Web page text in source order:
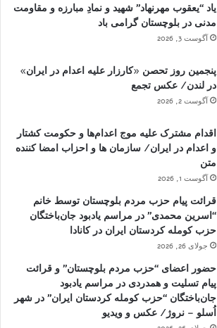
یاد “یعقوب مهرنهاد” شهید و نمادِ مبارزه و مقاومت
مدنی در بلوچستان گرامی باد
آگوست 3, 2026
پنجمین روز تحصن «کارزار علیه اعدام در ایران»
در لندن/ عکس تجمع
آگوست 2, 2026
اقدام مشترک علیه موج اعدام‌ها و حکومت کشتار
و اعدام در ایران/ سازمان ها و احزاب امضا کننده
متن
آگوست 1, 2026
قرائت پیام حزب مردم بلوچستان توسط خانم
“اسرین محمدی” در مراسم یادبود جان‌باختگان
حزب کومله کردستان ایران در کانادا
جولای 26, 2026
حضور اعضای “حزب مردم بلوچستان” و قرائت
پیام تسلیت و همدردی در مراسم یادبود
جان‌باختگان “حزب کومله کردستان ایران” در شهر
اُسلو – نروژ/ عکس و ویدیو